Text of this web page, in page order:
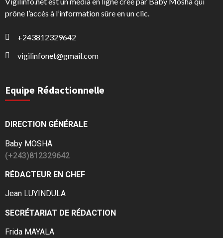
prône l’accès à l’information sûre en un clic.
+243812329642
vigilinfonet@gmail.com
Equipe Rédactionnelle
DIRECTION GÉNÉRALE
Baby MOSHA
(+243)812329642
RÉDACTEUR EN CHEF
Jean LUYINDULA
SECRÉTARIAT DE RÉDACTION
Frida MAYALA